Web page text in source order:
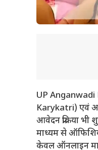
UP Anganwadi
Karykatri) एवं
आवेदन प्रक्रिया
माध्यम से
केवल ऑनलाइन